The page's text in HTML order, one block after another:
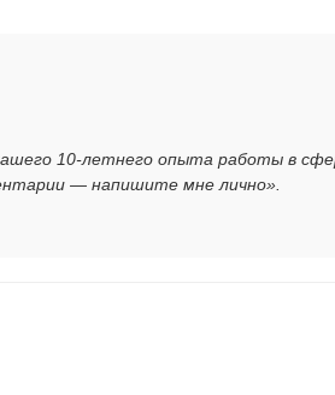
10-летнего опыта работы в
— напишите мне лично».